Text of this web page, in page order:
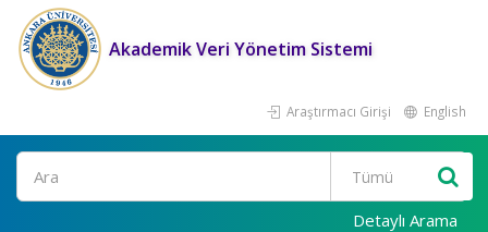
Akademik Veri Yönetim Sistemi
Araştırmacı Girişi English
Ara
Detaylı Arama